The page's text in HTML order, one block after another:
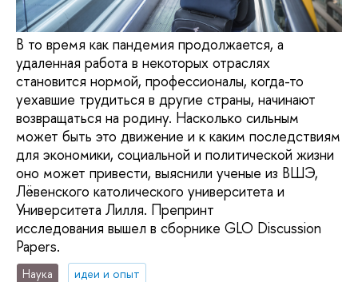
В то время как пандемия продолжается, а
удаленная работа в некоторых отраслях
становится нормой, профессионалы, когда-то
уехавшие трудиться в другие страны, начинают
возвращаться на родину. Насколько сильным
может быть это движение и к каким последствиям
для экономики, социальной и политической жизни
оно может привести, выяснили ученые из ВШЭ,
Лёвенского католического университета и
Университета Лилля. Препринт
исследования вышел в сборнике GLO Discussion
Papers.
Наука
идеи и опыт